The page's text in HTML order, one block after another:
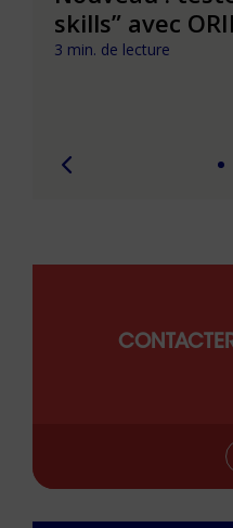
skills” avec
3 min. de lecture